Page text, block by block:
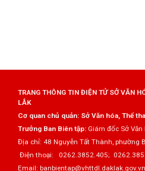
TRANG THÔNG TIN ĐIỆN TỬ SỞ VĂN
LẮK
Cơ quan chủ quản: Sở Văn hóa, Thể
Trưởng Ban Biên tập: Giám đốc Sở
Địa chỉ: 48 Nguyễn Tất Thành, phường
Điện thoại: 0262.3852.405;
Email: